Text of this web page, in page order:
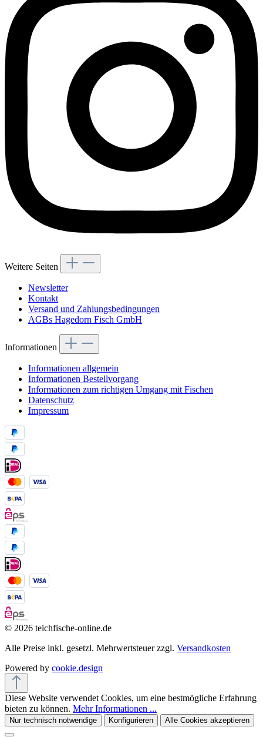
Weitere Seiten
Newsletter
Kontakt
Versand und Zahlungsbedingungen
AGBs Hagedorn Fisch GmbH
Informationen
Informationen allgemein
Informationen Bestellvorgang
Informationen zum richtigen Umgang mit Fischen
Datenschutz
Impressum
© 2026 teichfische-online.de
Alle Preise inkl. gesetzl. Mehrwertsteuer zzgl. Versandkosten
Powered by cookie.design
Diese Website verwendet Cookies, um eine bestmögliche Erfahrung
bieten zu können. Mehr Informationen ...
Nur technisch notwendige Konfigurieren Alle Cookies akzeptieren